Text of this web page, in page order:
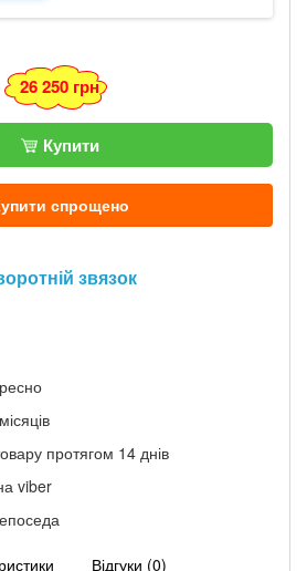
26 250 грн
Купити
спрощено
звязок
протягом 14 днів
viber
Відгуки (0)